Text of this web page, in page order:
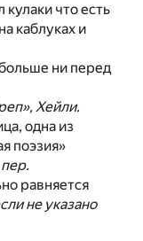
что есть
каблуках и
ни перед
Хейли.
одна из
поэзия»
равняется
не указано